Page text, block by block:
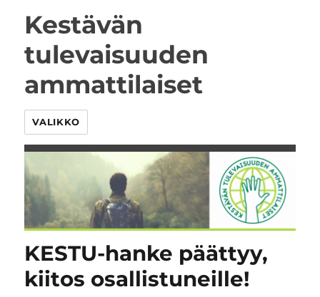
Kestävän
tulevaisuuden
ammattilaiset
VALIKKO
KESTU-hanke päättyy,
kiitos osallistuneille!